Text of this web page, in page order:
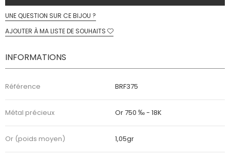
UNE QUESTION SUR CE BIJOU ?
AJOUTER À MA LISTE DE SOUHAITS
INFORMATIONS
Référence BRF375
Métal précieux Or 750 ‰ - 18K
Or (poids moyen) 1,05gr